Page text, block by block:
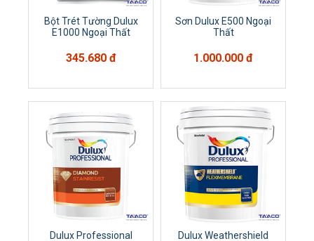
Bột Trét Tường Dulux
E1000 Ngoại Thất
345.680 đ
Sơn Dulux E500 Ngoại
Thất
1.000.000 đ
Dulux Professional Dulux Weathershield